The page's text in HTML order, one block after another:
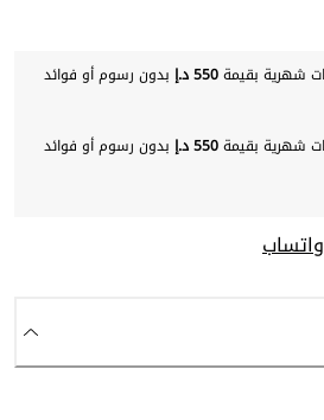
550 د.إ
بدون رسوم أو فوائد
550 د.إ
بدون رسوم أو فوائد
واتساب